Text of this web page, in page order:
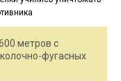
метров с
фугасных